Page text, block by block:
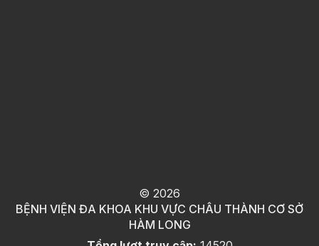
© 2026
BỆNH VIỆN ĐA KHOA KHU VỰC CHÂU THÀNH CƠ SỞ
HÀM LONG